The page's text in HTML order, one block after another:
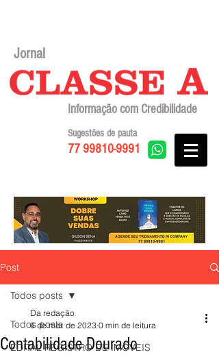
Jornal
Informação com Credibilidade
77 99810-9991
Sugestões de pauta
Post
Todos posts
EDITAL REGISTRO DE IMÓVEIS
Todos posts
Contabilidade Dourado
Da redação
6 de mar. de 2023 0 min de leitura